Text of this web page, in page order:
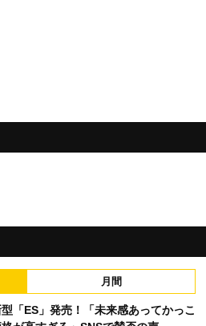
月間
「ES」発売！「未来感あってかっこ